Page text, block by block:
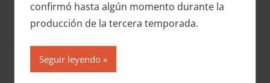
confirmó hasta algún momento durante la
producción de la tercera temporada.
Seguir leyendo